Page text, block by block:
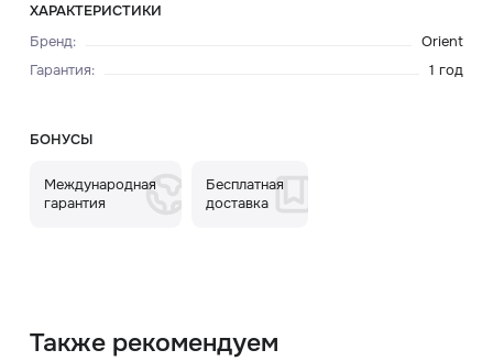
ХАРАКТЕРИСТИКИ
Бренд:
Orient
Гарантия: 1 год
БОНУСЫ
Международная
гарантия
Бесплатная
доставка
Также рекомендуем